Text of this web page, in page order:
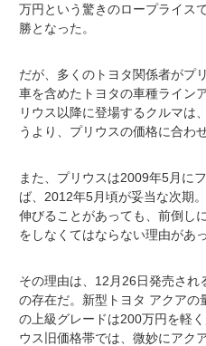
万円という驚きのロープライス
勝となった。
だが、多くのトヨタ関係者がプ
車を含めたトヨタの車種ライン
リウス以降に登場するクルマは
うより、プリウスの価格に合わ
また、プリウスは2009年5月に
ば、2012年5月頃が妥当な次期
伸びることがあっても、前倒し
をしなくてはならない理由があ
その理由は、12月26日発売され
の存在だ。新型トヨタ アクア
の上級グレードは200万円を軽
ウス旧価格帯では、微妙にアク